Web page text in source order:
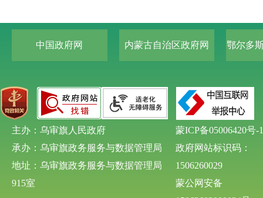
中国政府网 内蒙古自治区政府网 鄂尔多
主办：乌审旗人民政府
承办：乌审旗政务服务与数据管理局
地址：乌审旗政务服务与数据管理局
915室
蒙ICP备05006420号-1
政府网站标识码：
1506260029
蒙公网安备